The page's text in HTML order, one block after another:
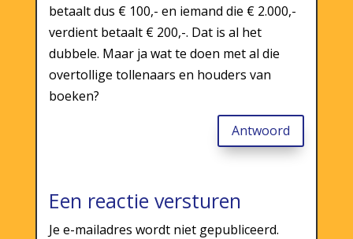
betaalt dus € 100,- en iemand die € 2.000,-
verdient betaalt € 200,-. Dat is al het
dubbele. Maar ja wat te doen met al die
overtollige tollenaars en houders van
boeken?
Antwoord
Een reactie versturen
Je e-mailadres wordt niet gepubliceerd.